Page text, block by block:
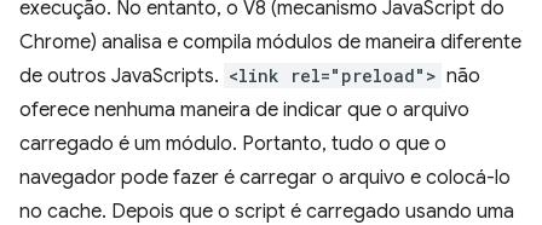
execução. No entanto, o V8 (mecanismo JavaScript do
Chrome) analisa e compila módulos de maneira diferente
de outros JavaScripts. <link rel="preload"> não
oferece nenhuma maneira de indicar que o arquivo
carregado é um módulo. Portanto, tudo o que o
navegador pode fazer é carregar o arquivo e colocá-lo
no cache. Depois que o script é carregado usando uma